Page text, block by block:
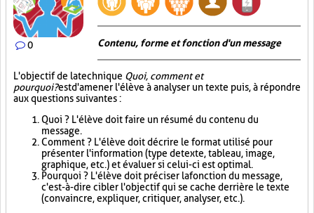
0 Contenu, forme et fonction d'un message
L'objectif de la technique Quoi, comment et
pourquoi?est d'amener l'élève à analyser un texte puis, à répondre
aux questions suivantes :
Quoi ? L'élève doit faire un résumé du contenu du
message.
Comment ? L'élève doit décrire le format utilisé pour
présenter l'information (type de texte, tableau, image,
graphique, etc.) et évaluer si celui-ci est optimal.
Pourquoi ? L'élève doit préciser la fonction du message,
c'est-à-dire cibler l'objectif qui se cache derrière le texte
(convaincre, expliquer, critiquer, analyser, etc.).